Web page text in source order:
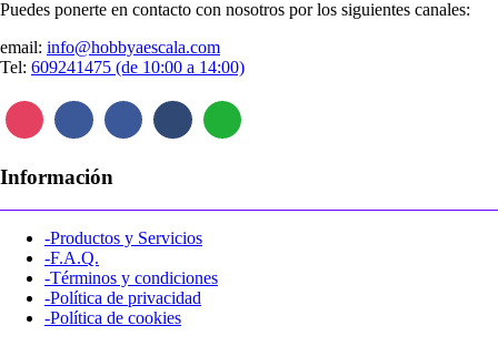
Puedes ponerte en contacto con nosotros por los siguientes canales:
email: info@hobbyaescala.com
Tel: 609241475 (de 10:00 a 14:00)
Información
-Productos y Servicios
-F.A.Q.
-Términos y condiciones
-Política de privacidad
-Política de cookies